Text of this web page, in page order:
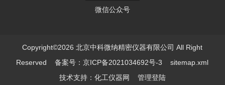
微信公众号
Copyright©2026 北京中科微纳精密仪器有限公司 All Right
Reserved备案号：京ICP备2021034692号-3
sitemap.xml
技术支持： 化工仪器网 管理登陆